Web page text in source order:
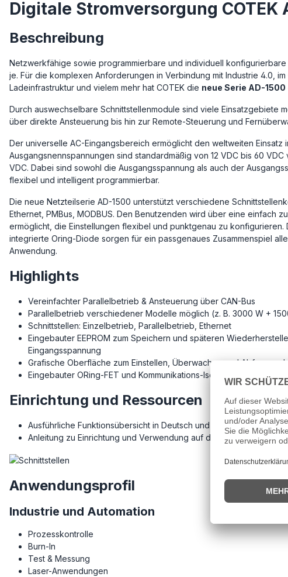
Digitale Stromversorgung
Beschreibung
Netzwerkfähige sowie programmierbare und individuell
je. Für die komplexen Anforderungen in Verbindung mit Industrie 4.0,
Ladeinfrastruktur und vielem mehr hat COTEK die neue Serie AD-1500
Durch auswechselbare Schnittstellenmodule sind viele Einsatzgebiete
über direkte Ansteuerung bis hin zur Remote-Steuerung und
Der universelle AC-Eingangsbereich ermöglicht den weltweiten Einsatz
Ausgangsnennspannungen sind standardmäßig von 12 VDC bis 60
VDC. Dabei sind sowohl die Ausgangsspannung als auch der
flexibel und intelligent programmierbar.
Die neue Netzteilserie AD-1500 unterstützt verschiedene
Ethernet, PMBus, MODBUS. Den Benutzenden wird über eine einfach
ermöglicht, die Einstellungen flexibel und punktgenau zu konfigurieren.
integrierte Oring-Diode sorgen für ein passgenaues Zusammenspiel
Anwendung.
Highlights
Vereinfachter Parallelbetrieb & Ansteuerung über CAN-Bus
Parallelbetrieb verschiedener Modelle möglich (z. B. 3000 W +
Schnittstellen: Einzelbetrieb, Parallelbetrieb, Ethernet
Eingebauter EEPROM zum Speichern und späteren
Eingangsspannung
Grafische Oberfläche zum Einstellen, Überwachen und Abfragen
Eingebauter ORing-FET und Kommunikations-Isolationsschaltung
Einrichtung und Ressourcen
Ausführliche Funktionsübersicht in Deutsch und Englisch unter
Anleitung zu Einrichtung und Verwendung auf demYoutube-Kanal
Anwendungsprofil
Industrie und Automation
Prozesskontrolle
Burn-In
Test & Messung
Laser-Anwendungen